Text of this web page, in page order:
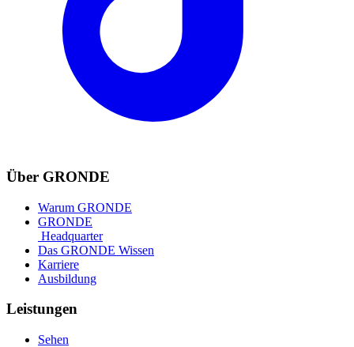
Über GRONDE
Warum GRONDE
GRONDE
Headquarter
Das GRONDE Wissen
Karriere
Ausbildung
Leistungen
Sehen